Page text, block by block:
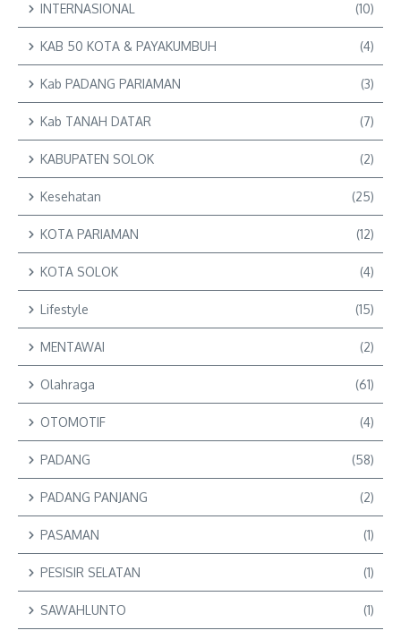
INTERNASIONAL (10)
KAB 50 KOTA & PAYAKUMBUH (4)
Kab PADANG PARIAMAN (3)
Kab TANAH DATAR (7)
KABUPATEN SOLOK (2)
Kesehatan (25)
KOTA PARIAMAN (12)
KOTA SOLOK (4)
Lifestyle (15)
MENTAWAI (2)
Olahraga (61)
OTOMOTIF (4)
PADANG (58)
PADANG PANJANG (2)
PASAMAN (1)
PESISIR SELATAN (1)
SAWAHLUNTO (1)